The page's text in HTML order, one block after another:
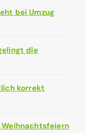
bei Umzug
die
korrekt